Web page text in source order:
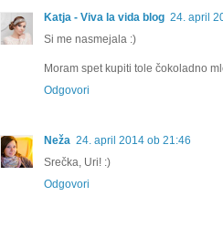
Katja - Viva la vida blog 24. april
Si me nasmejala :)
Moram spet kupiti tole čokoladno
Odgovori
Neža 24. april 2014 ob 21:46
Srečka, Uri! :)
Odgovori